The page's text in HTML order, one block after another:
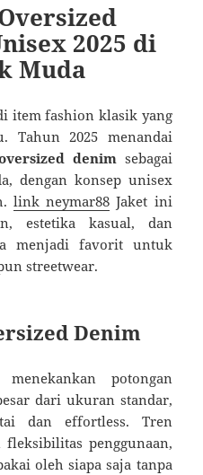
2025 di
Muda
item fashion klasik yang
Tahun 2025 menandai
denimsebagai
dengan konsep unisex
link neymar88 Jaket ini
estetika kasual, dan
menjadi favorit untuk
streetwear.
Denim
potongan
dari ukuran standar,
dan effortless. Tren
fleksibilitas penggunaan,
oleh siapa saja tanpa